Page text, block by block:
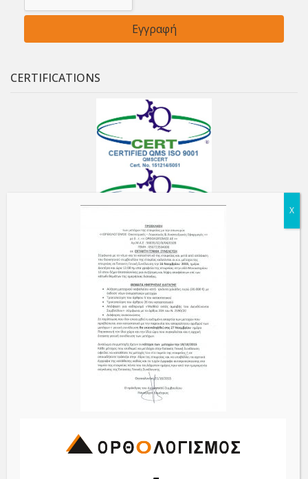
CERTIFICATIONS